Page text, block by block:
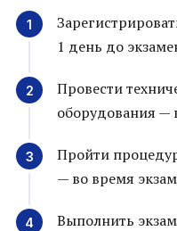
1 день до
Провести
оборудования —
Пройти
— во время
Выполнить